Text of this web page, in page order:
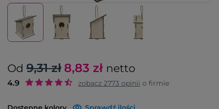
Od 9,31 zł 8,83 zł netto
4.9 zobacz 2773 opinii o firmie